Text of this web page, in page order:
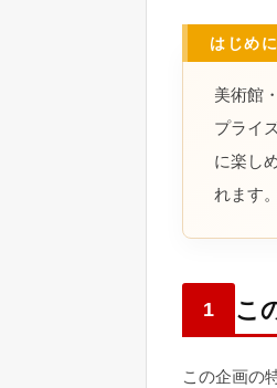
美術館
プライ
に楽し
れます。
1 こ
この企画の